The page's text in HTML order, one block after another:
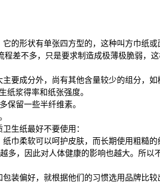
的形状有单张四方型的，这种叫方巾纸
差不多，只是要求制造成极薄极脆弱，
成分外，尚有其他含量较少的组分，如
浆得率和纸张强度。
留一些半纤维素。
生纸最好不要使用：
柔软可以呵护皮肤，而长期使用粗糙的
，因此对人体健康的影响也越大。所以
偏好，就根据他们的习惯选用品牌比较